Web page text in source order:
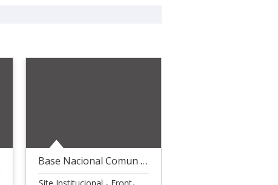
Base Nacional Comun Curricular - MEC